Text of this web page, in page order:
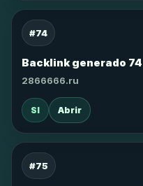
#74
Backlink generado 74
2866666.ru
SI Abrir
#75